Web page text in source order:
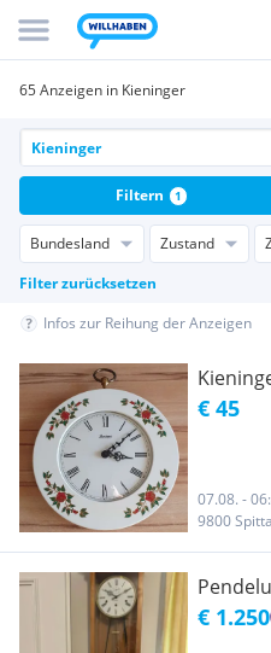
65 Anzeigen in Kieninger
Bundesland Zustand
Filter zurücksetzen
Filtern 1
Infos zur Reihung der Anzeigen
€ 45
07.08. -
9800
€ 1.250